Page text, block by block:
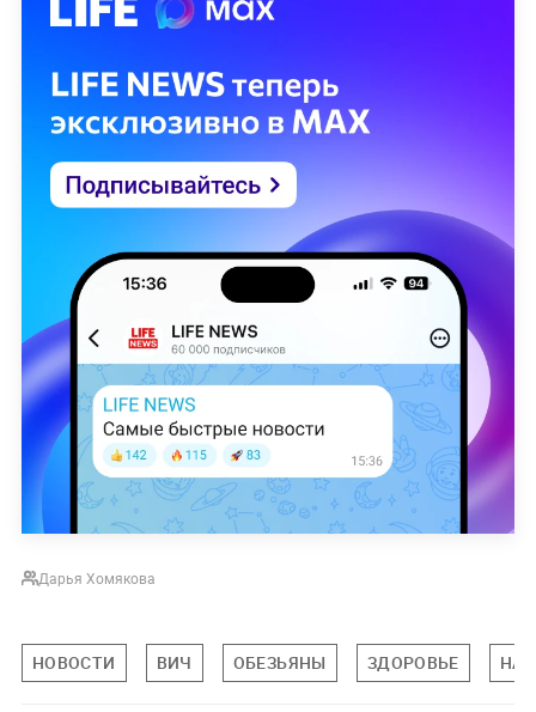
Дарья Хомякова
НОВОСТИ ВИЧ ОБЕЗЬЯНЫ ЗДОРОВЬЕ